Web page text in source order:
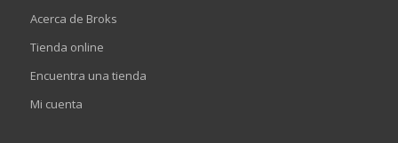
Acerca de Broks
Tienda online
Encuentra una tienda
Mi cuenta